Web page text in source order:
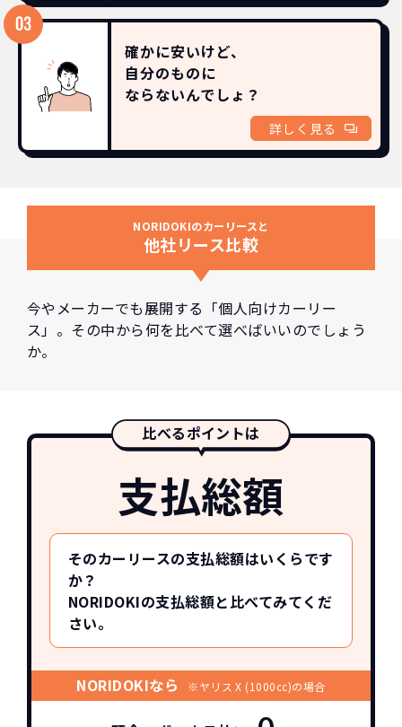
確かに安いけど、
自分のものに
ならないんでしょ？
詳しく見る
NORIDOKIのカーリースと
他社リース比較
今やメーカーでも展開する「個人向けカーリー
ス」。その中から何を比べて選べばいいのでしょう
か。
比べるポイントは
支払総額
そのカーリースの支払総額はいくらです
か？
NORIDOKIの支払総額と比べてみてくだ
さい。
NORIDOKIなら ※ヤリス X (1000cc)の場合